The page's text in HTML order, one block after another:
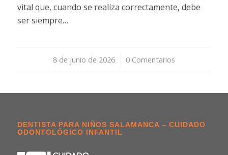
vital que, cuando se realiza correctamente, debe
ser siempre…
8 de junio de 2026
/ 0 Comentarios
DENTISTA PARA NIÑOS SALAMANCA – CUIDADO
ODONTOLÓGICO INFANTIL